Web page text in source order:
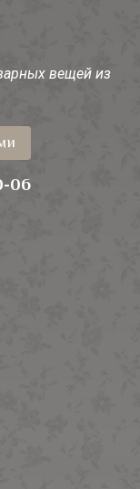
вещей из
06